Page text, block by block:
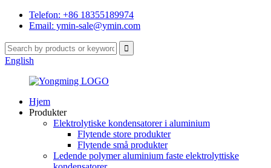
Telefon: +86 18355189974
Email: ymin-sale@ymin.com
English
Hjem
Produkter
Elektrolytiske kondensatorer i aluminium
Flytende store produkter
Flytende små produkter
Ledende polymer aluminium faste elektrolyttiske